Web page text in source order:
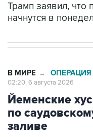
Трамп заявил,
начнутся в
В МИРЕ →
02:20, 6 августа 2026
Йеменские
по
заливе